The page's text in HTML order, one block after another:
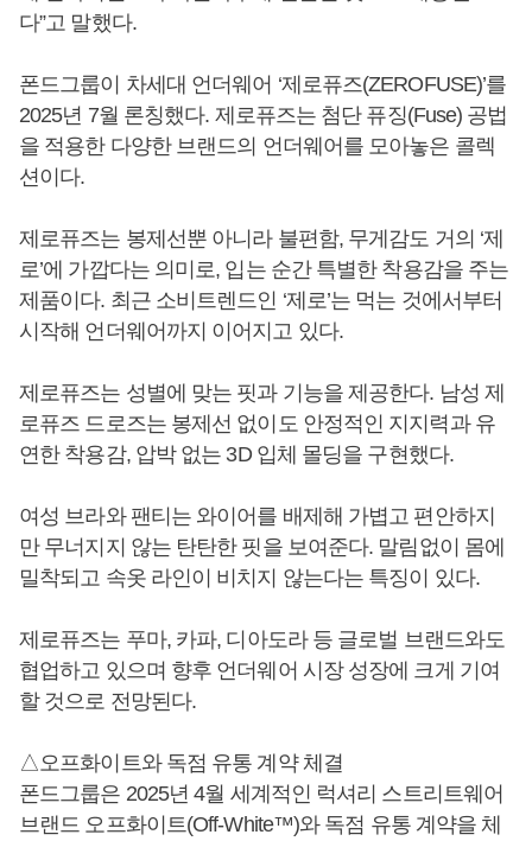
다”고 말했다.
폰드그룹이 차세대 언더웨어 ‘제로퓨즈(ZEROFUSE)’를
2025년 7월 론칭했다. 제로퓨즈는 첨단 퓨징(Fuse) 공법
을 적용한 다양한 브랜드의 언더웨어를 모아놓은 콜렉
션이다.
제로퓨즈는 봉제선뿐 아니라 불편함, 무게감도 거의 ‘제
로’에 가깝다는 의미로, 입는 순간 특별한 착용감을 주는
제품이다. 최근 소비트렌드인 ‘제로’는 먹는 것에서부터
시작해 언더웨어까지 이어지고 있다.
제로퓨즈는 성별에 맞는 핏과 기능을 제공한다. 남성 제
로퓨즈 드로즈는 봉제선 없이도 안정적인 지지력과 유
연한 착용감, 압박 없는 3D 입체 몰딩을 구현했다.
여성 브라와 팬티는 와이어를 배제해 가볍고 편안하지
만 무너지지 않는 탄탄한 핏을 보여준다. 말림없이 몸에
밀착되고 속옷 라인이 비치지 않는다는 특징이 있다.
제로퓨즈는 푸마, 카파, 디아도라 등 글로벌 브랜드와도
협업하고 있으며 향후 언더웨어 시장 성장에 크게 기여
할 것으로 전망된다.
△오프화이트와 독점 유통 계약 체결
폰드그룹은 2025년 4월 세계적인 럭셔리 스트리트웨어
브랜드 오프화이트(Off-White™)와 독점 유통 계약을 체